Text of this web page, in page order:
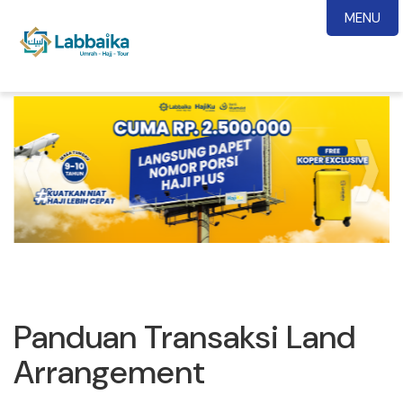
Panduan Transaksi Land
Arrangement
MENU